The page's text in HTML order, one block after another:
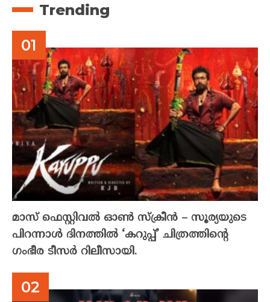
Trending
മാസ് ഫെസ്റ്റിവൽ ഓൺ സ്‌ക്രീൻ – സൂര്യയുടെ
പിറന്നാൾ ദിനത്തിൽ ‘കറുപ്പ്’ ചിത്രത്തിന്റെ
ഗംഭീര ടീസർ റിലീസായി.